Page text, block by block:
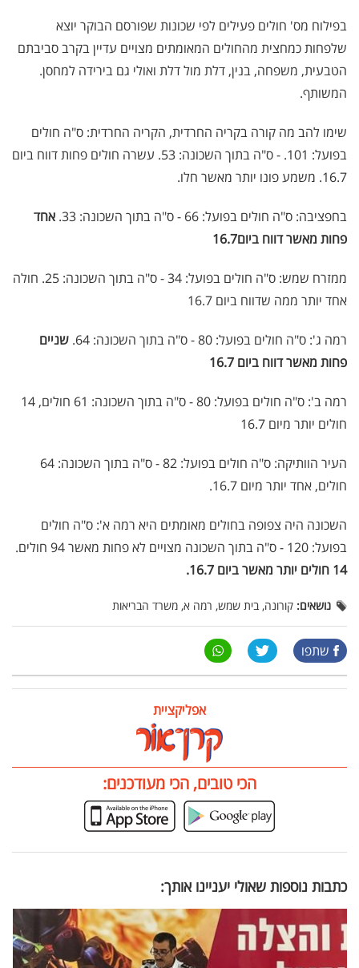
בפילוח מס' חולים פעילים לפי שכונות שפורסם הבוקר יוצא
שלפחות כמחצית מהחולים המאומתים מצויים עדיין בקרב סביבתם
הטבעית, משפחה, בנין, דלת מול דלת ואולי גם בירידה למחסן.
המשותף.
שימו להב מה קורה בקריה החרדית, הקריה החרדית: ס"ה חולים
בפועל: 101. - ס"ה בתוך השכונה: 53. עשרה חולים פחות דווח ביום
16.7. משמע פונו יותר מאשר חלו.
בחפציבה: ס"ה חולים בפועל: 66 - ס"ה בתוך השכונה: 33.
אחד
פחות מאשר דווח ביום16.7
ממזרח שמש: ס"ה חולים בפועל: 34 - ס"ה בתוך השכונה: 25. חולה
אחד יותר ממה שדווח ביום 16.7
רמה ג': ס"ה חולים בפועל: 80 - ס"ה בתוך השכונה: 64.
שניים
פחות מאשר דווח ביום 16.7
רמה ב': ס"ה חולים בפועל: 80 - ס"ה בתוך השכונה: 61 חולים, 14
חולים יותר מיום 16.7
העיר הוותיקה: ס"ה חולים בפועל: 82 - ס"ה בתוך השכונה: 64
חולים, אחד יותר מיום 16.7.
השכונה היה צפופה בחולים מאומתים היא רמה א': ס"ה חולים
בפועל: 120 - ס"ה בתוך השכונה מצויים לא פחות מאשר 94 חולים.
14 חולים יותר מאשר ביום 16.7.
נושאים: קורונה, בית שמש, רמה א, משרד הבריאות
שתפו
אפליקציית
הכי טובים, הכי מעודכנים:
כתבות נוספות שאולי יעניינו אותך: